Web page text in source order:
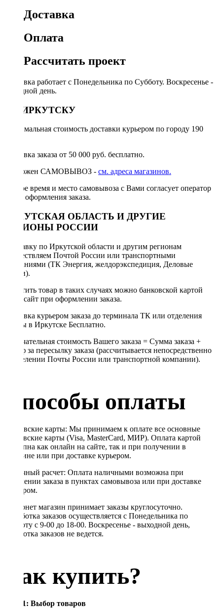
Доставка
Оплата
Рассчитать проект
Доставка работает с Понедельника по Субботу. Воскресенье -
выходной день.
ПО ИРКУТСКУ
Минимальная стоимость доставки курьером по городу 190
Доставка заказа от 50 000 руб. бесплатно.
Возможен САМОВЫВОЗ - см. адреса магазинов.
Точное время и место самовывоза с Вами согласует оператор
после оформления заказа.
ИРКУТСКАЯ ОБЛАСТЬ И ДРУГИЕ
РЕГИОНЫ РОССИИ
Отправку по Иркутской области и другим регионам
осуществляем Почтой России или транспортными
компаниями (ТК Энергия, желдорэкспедиция, Деловые
линии).
Оплатить товар в таких случаях можно банковской картой
через сайт при оформлении заказа.
Доставка курьером заказа до терминала ТК или отделения
Почты в Иркутске Бесплатно.
Окончательная стоимость Вашего заказа = Сумма заказа +
Тариф за пересылку заказа (рассчитывается непосредственно
в отделении Почты России или транспортной компании).
Способы оплаты
Банковские карты: Мы принимаем к оплате все основные
банковские карты (Visa, MasterCard, МИР). Оплата картой
доступна как онлайн на сайте, так и при получении в
магазине или при доставке курьером.
Наличный расчет: Оплата наличными возможна при
получении заказа в пунктах самовывоза или при доставке
курьером.
Интернет магазин принимает заказы круглосуточно.
Обработка заказов осуществляется с Понедельника по
Субботу с 9-00 до 18-00. Воскресенье - выходной день,
обработка заказов не ведется.
Как купить?
Шаг 1: Выбор товаров